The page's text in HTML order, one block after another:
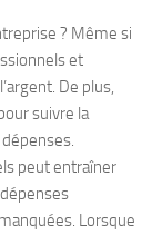
? Même si
et
De plus,
suivre la
peut entraîner
Lorsque